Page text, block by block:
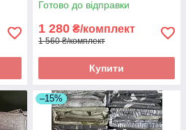
Готово до відправки
1 280 ₴/комплект
1 560 ₴/комплект
Купити
–15%